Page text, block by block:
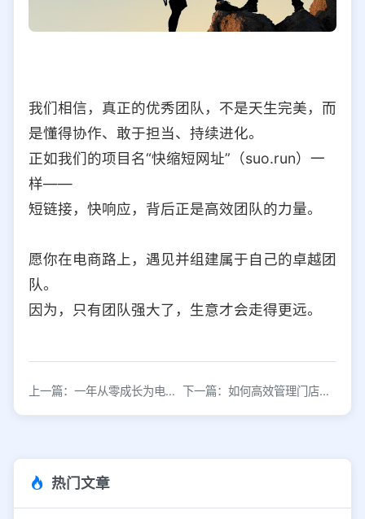
我们相信，真正的优秀团队，不是天生完美，而
是懂得协作、敢于担当、持续进化。
正如我们的项目名“快缩短网址”（suo.run）一
样——
短链接，快响应，背后正是高效团队的力量。
愿你在电商路上，遇见并组建属于自己的卓越团
队。
因为，只有团队强大了，生意才会走得更远。
上一篇：一年从零成长为电商运营高手的实战路径 下一篇：如何高效管理门店并成为优秀店长
热门文章